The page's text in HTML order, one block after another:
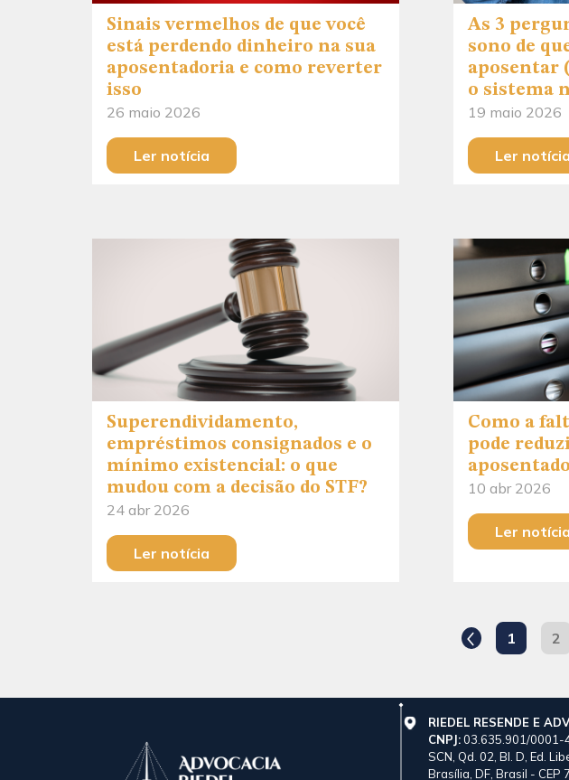
Sinais vermelhos de que você
está perdendo dinheiro na sua
aposentadoria e como reverter
isso
26 maio 2026
Ler notícia
As 3
sono de
aposentar
o sistema
19 maio 2026
Ler notícia
Superendividamento,
empréstimos consignados e o
mínimo existencial: o que
mudou com a decisão do STF?
24 abr 2026
Ler notícia
Como a
pode
10 abr 2026
Ler notícia
1 2
RIEDEL RESENDE E
CNPJ:03.635.901/0001-
SCN, Qd. 02, Bl. D, Ed.
Brasília, DF, Brasil - CEP